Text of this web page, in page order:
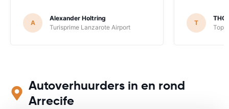
A
Alexander Holtring
Turisprime Lanzarote Airport
T
Autoverhuurders in en rond
Arrecife